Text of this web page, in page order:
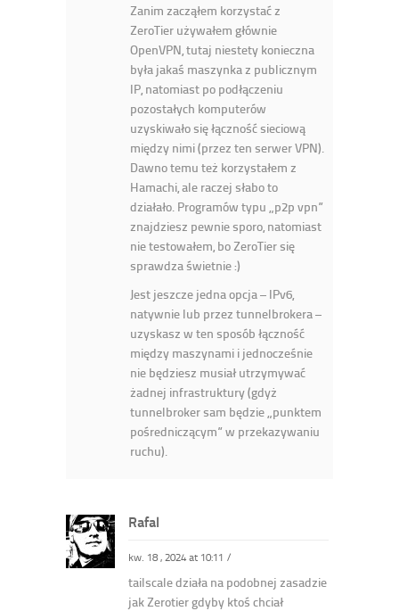
Zanim zacząłem korzystać z
ZeroTier używałem głównie
OpenVPN, tutaj niestety konieczna
była jakaś maszynka z publicznym
IP, natomiast po podłączeniu
pozostałych komputerów
uzyskiwało się łączność sieciową
między nimi (przez ten serwer VPN).
Dawno temu też korzystałem z
Hamachi, ale raczej słabo to
działało. Programów typu „p2p vpn”
znajdziesz pewnie sporo, natomiast
nie testowałem, bo ZeroTier się
sprawdza świetnie :)
Jest jeszcze jedna opcja – IPv6,
natywnie lub przez tunnelbrokera –
uzyskasz w ten sposób łączność
między maszynami i jednocześnie
nie będziesz musiał utrzymywać
żadnej infrastruktury (gdyż
tunnelbroker sam będzie „punktem
pośredniczącym” w przekazywaniu
ruchu).
Rafal
kw. 18 , 2024 at 10:11 /
tailscale działa na podobnej zasadzie
jak Zerotier gdyby ktoś chciał